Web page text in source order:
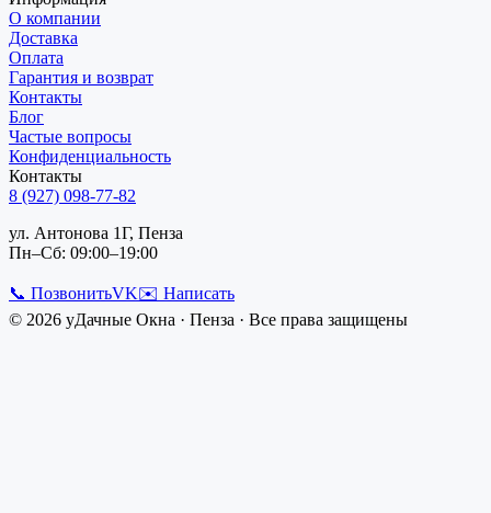
О компании
Доставка
Оплата
Гарантия и возврат
Контакты
Блог
Частые вопросы
Конфиденциальность
Контакты
8 (927) 098-77-82
ул. Антонова 1Г, Пенза
Пн–Сб: 09:00–19:00
📞 ПозвонитьVK✉️ Написать
© 2026 уДачные Окна · Пенза · Все права защищены